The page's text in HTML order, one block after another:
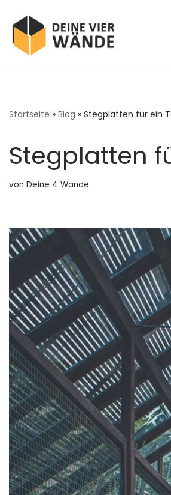
Zum
Inhalt
Startseite » Blog » Stegplatten für ein
Stegplatten
von Deine 4 Wände